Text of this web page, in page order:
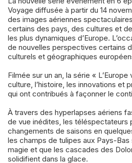
Voyage diffusée à partir du 14
des images aériennes
certains des pays, des cultures et
les plus dynamiques d’Europe.
de nouvelles perspectives certains
culturels et géographiques
Filmée sur un an, la série «
culture, l’histoire, les innovations et
qui ont contribués à façonner le
À travers des hyperlapses aériens
de vue inédites, les téléspectateurs
changements de saisons en
les champs de tulipes aux Pays-
magie et que les cascades des
solidifient dans la glace.